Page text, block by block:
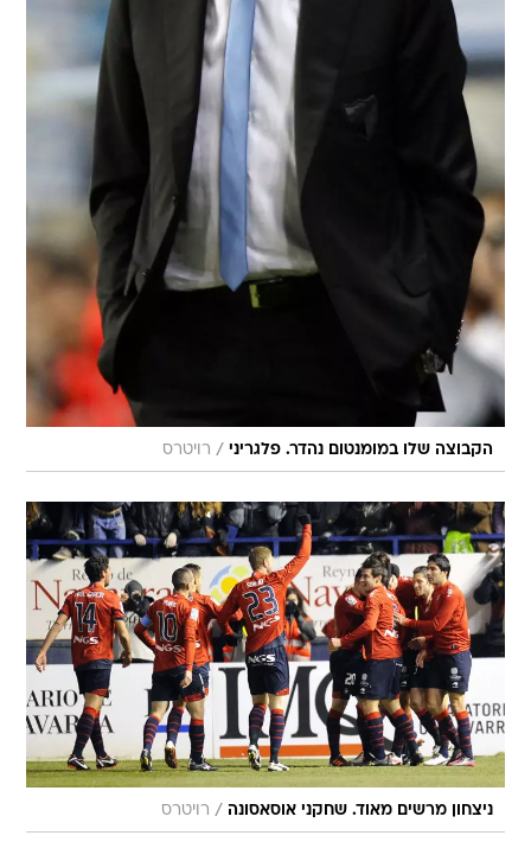
הקבוצה שלו במומנטום נהדר. פלגריני / רויטרס
ניצחון מרשים מאוד. שחקני אוסאסונה / רויטרס